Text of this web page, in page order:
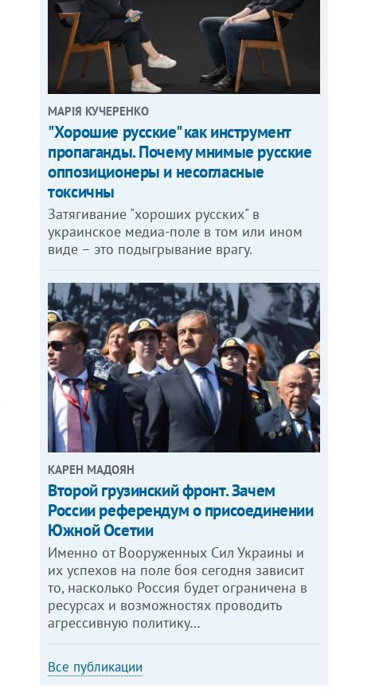
МАРІЯ КУЧЕРЕНКО
"Хорошие русские" как инструмент
пропаганды. Почему мнимые русские
оппозиционеры и несогласные
токсичны
Затягивание "хороших русских" в
украинское медиа-поле в том или ином
виде – это подыгрывание врагу.
КАРЕН МАДОЯН
Второй грузинский фронт. Зачем
России референдум о присоединении
Южной Осетии
Именно от Вооруженных Сил Украины и
их успехов на поле боя сегодня зависит
то, насколько Россия будет ограничена в
ресурсах и возможностях проводить
агрессивную политику…
Все публикации